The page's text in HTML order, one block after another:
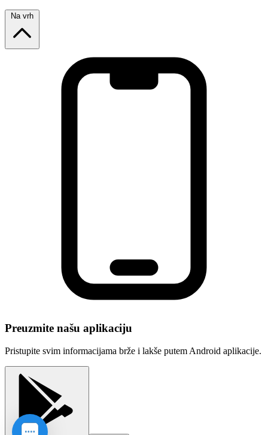
Preuzmite našu aplikaciju
Pristupite svim informacijama brže i lakše putem Android aplikacije.